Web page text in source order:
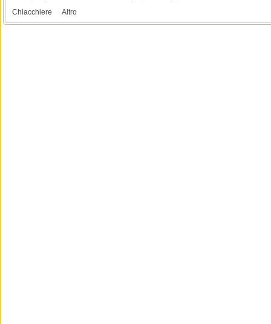
Chiacchiere
Altro